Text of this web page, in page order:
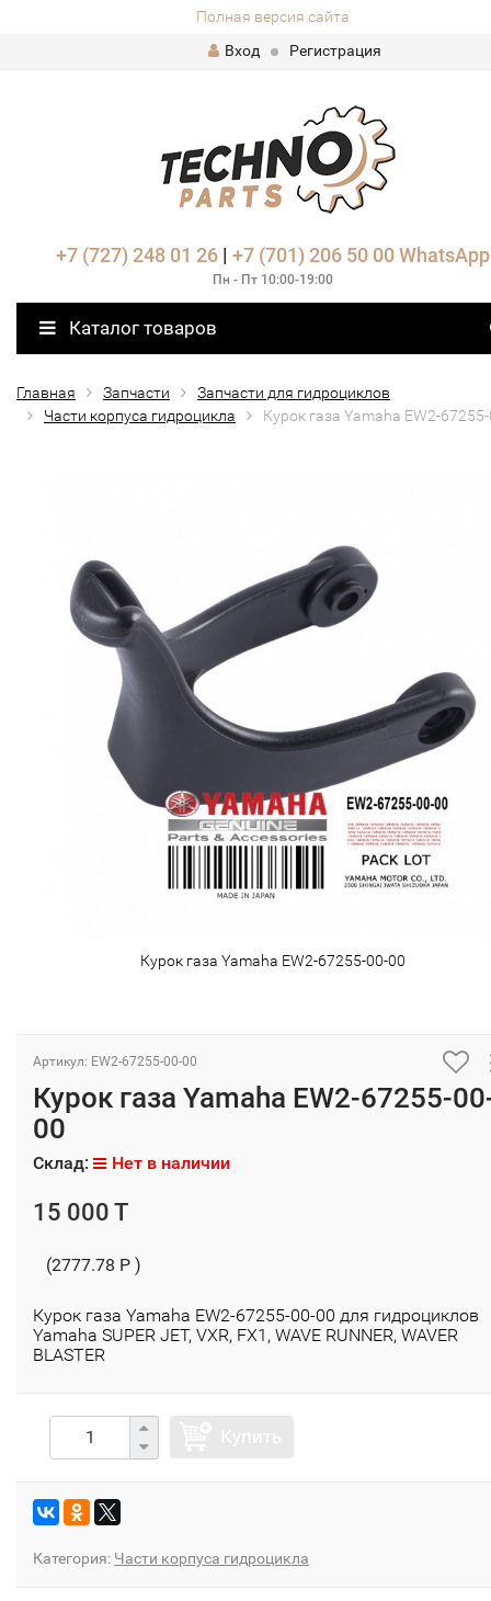
Полная версия сайта
Вход
Регистрация
+7 (727) 248 01 26| +7 (701) 206 50 00 WhatsApp
Пн - Пт 10:00-19:00
Каталог товаров
Главная Запчасти
Запчасти для гидроциклов
Части корпуса гидроцикла
Курок газа Yamaha EW2-
Курок газа Yamaha EW2-67255-00-00
Артикул: EW2-67255-00-00
Курок газа Yamaha EW2-67255-
00
Склад: Нет в наличии
15 000 T
(2777.78 P )
Курок газа Yamaha EW2-67255-00-00 для гидроциклов
Yamaha SUPER JET, VXR, FX1, WAVE RUNNER, WAVER
BLASTER
Категория: Части корпуса гидроцикла